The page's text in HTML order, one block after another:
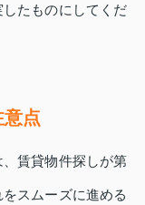
たものにしてくだ
点
賃貸物件探しが第
スムーズに進める